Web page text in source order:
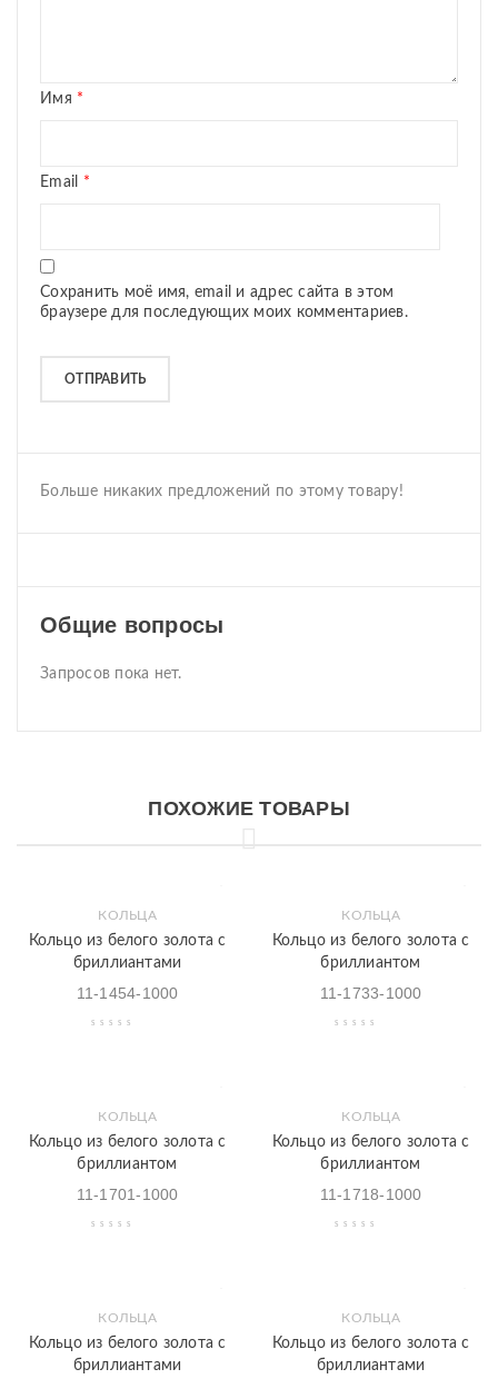
Имя *
Email *
Сохранить моё имя, email и адрес сайта в этом
браузере для последующих моих комментариев.
Больше никаких предложений по этому товару!
Общие вопросы
Запросов пока нет.
ПОХОЖИЕ ТОВАРЫ
КОЛЬЦА
Кольцо из белого золота с
бриллиантами
11-1454-1000
КОЛЬЦА
Кольцо из белого золота с
бриллиантом
11-1733-1000
КОЛЬЦА
Кольцо из белого золота с
бриллиантом
11-1701-1000
КОЛЬЦА
Кольцо из белого золота с
бриллиантом
11-1718-1000
КОЛЬЦА
Кольцо из белого золота с
бриллиантами
КОЛЬЦА
Кольцо из белого золота с
бриллиантами